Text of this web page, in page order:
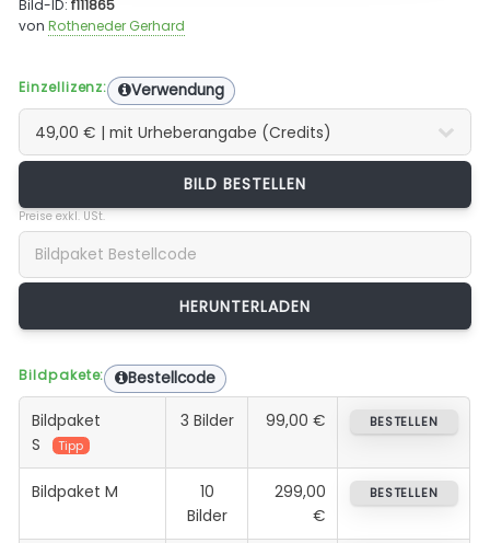
Bild-ID:f111865
vonRotheneder Gerhard
Einzellizenz: Verwendung
BILD BESTELLEN
Preise exkl. USt.
Bildpakete: Bestellcode
Bildpaket
S
Tipp
3 Bilder 99,00 € BESTELLEN
Bildpaket M
10
Bilder
299,00
€
BESTELLEN